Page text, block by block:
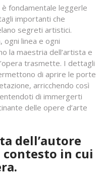
fondamentale leggerle
importanti che
segreti artistici.
ogni linea e ogni
la maestria dell’artista e
trasmette. I dettagli
di aprire le porte
arricchendo così
di immergerti
delle opere d’arte
dell’autore
in cui